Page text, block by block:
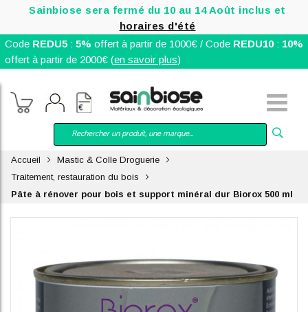
Sainbiose sera fermé du 10 au 14 Août inclus et
horaires d'été
Code REDU5: 5% offert à partir de 1000€ / Code REDU10: 10%
offert à partir de 2000€ (en savoir plus)
Accueil
Mastic & Colle Droguerie
Traitement, restauration du bois
Pâte à rénover pour bois et support minéral dur Biorox 500 ml
images